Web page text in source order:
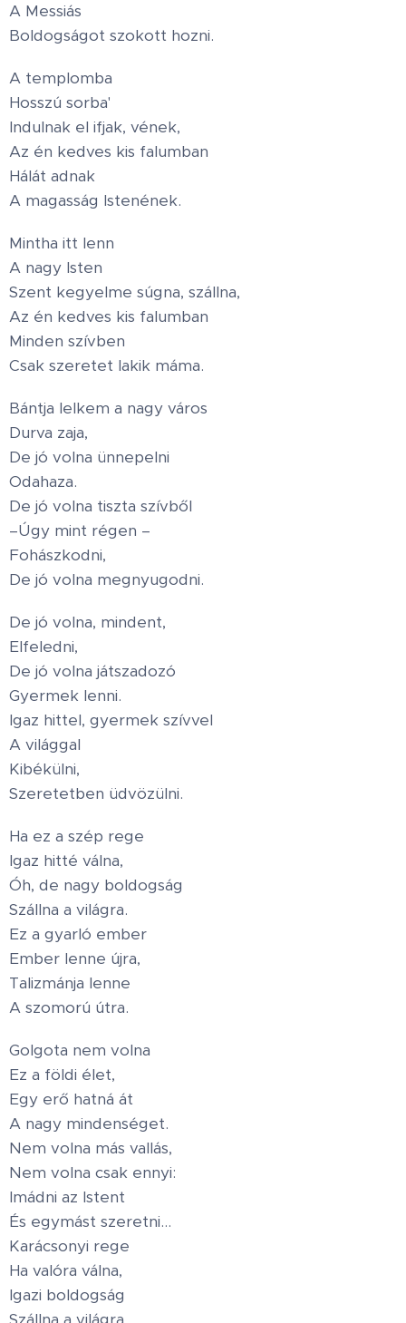
A Messiás
Boldogságot szokott hozni.
A templomba
Hosszú sorba'
Indulnak el ifjak, vének,
Az én kedves kis falumban
Hálát adnak
A magasság Istenének.
Mintha itt lenn
A nagy Isten
Szent kegyelme súgna, szállna,
Az én kedves kis falumban
Minden szívben
Csak szeretet lakik máma.
Bántja lelkem a nagy város
Durva zaja,
De jó volna ünnepelni
Odahaza.
De jó volna tiszta szívből
–Úgy mint régen –
Fohászkodni,
De jó volna megnyugodni.
De jó volna, mindent,
Elfeledni,
De jó volna játszadozó
Gyermek lenni.
Igaz hittel, gyermek szívvel
A világgal
Kibékülni,
Szeretetben üdvözülni.
Ha ez a szép rege
Igaz hitté válna,
Óh, de nagy boldogság
Szállna a világra.
Ez a gyarló ember
Ember lenne újra,
Talizmánja lenne
A szomorú útra.
Golgota nem volna
Ez a földi élet,
Egy erő hatná át
A nagy mindenséget.
Nem volna más vallás,
Nem volna csak ennyi:
Imádni az Istent
És egymást szeretni…
Karácsonyi rege
Ha valóra válna,
Igazi boldogság